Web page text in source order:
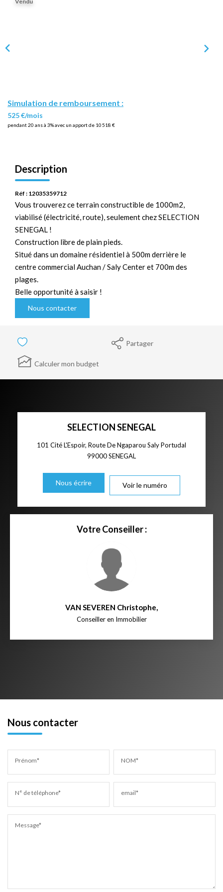
Simulation de remboursement :
525 €/mois
pendant 20 ans à 3% avec un apport de 10 518 €
Description
Réf : 12035359712
Vous trouverez ce terrain constructible de 1000m2,
viabilisé (électricité, route), seulement chez SELECTION
SENEGAL !
Construction libre de plain pieds.
Situé dans un domaine résidentiel à 500m derrière le
centre commercial Auchan / Saly Center et 700m des
plages.
Belle opportunité à saisir !
Nous contacter
Partager
Calculer mon budget
SELECTION SENEGAL
101 Cité L'Espoir, Route De Ngaparou Saly Portudal
99000SENEGAL
Nous écrire Voir le numéro
Votre Conseiller :
VAN SEVEREN Christophe,
Conseiller en Immobilier
Nous contacter
Prénom* NOM*
N° de téléphone* email*
Message*